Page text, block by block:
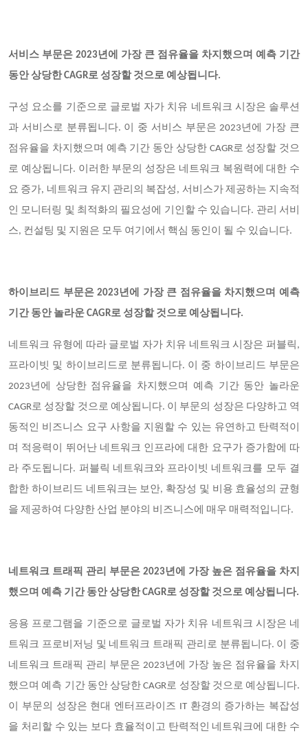
서비스 부문은 2023년에 가장 큰 점유율을 차지했으며 예측 기간
동안 상당한 CAGR로 성장할 것으로 예상됩니다.
구성 요소를 기준으로 글로벌 자가 치유 네트워크 시장은 솔루션
과 서비스로 분류됩니다. 이 중 서비스 부문은 2023년에 가장 큰
점유율을 차지했으며 예측 기간 동안 상당한 CAGR로 성장할 것으
로 예상됩니다. 이러한 부문의 성장은 네트워크 복원력에 대한 수
요 증가, 네트워크 유지 관리의 복잡성, 서비스가 제공하는 지속적
인 모니터링 및 최적화의 필요성에 기인할 수 있습니다. 관리 서비
스, 컨설팅 및 지원은 모두 여기에서 핵심 동인이 될 수 있습니다.
하이브리드 부문은 2023년에 가장 큰 점유율을 차지했으며 예측
기간 동안 놀라운 CAGR로 성장할 것으로 예상됩니다.
네트워크 유형에 따라 글로벌 자가 치유 네트워크 시장은 퍼블릭,
프라이빗 및 하이브리드로 분류됩니다. 이 중 하이브리드 부문은
2023년에 상당한 점유율을 차지했으며 예측 기간 동안 놀라운
CAGR로 성장할 것으로 예상됩니다. 이 부문의 성장은 다양하고 역
동적인 비즈니스 요구 사항을 지원할 수 있는 유연하고 탄력적이
며 적응력이 뛰어난 네트워크 인프라에 대한 요구가 증가함에 따
라 주도됩니다. 퍼블릭 네트워크와 프라이빗 네트워크를 모두 결
합한 하이브리드 네트워크는 보안, 확장성 및 비용 효율성의 균형
을 제공하여 다양한 산업 분야의 비즈니스에 매우 매력적입니다.
네트워크 트래픽 관리 부문은 2023년에 가장 높은 점유율을 차지
했으며 예측 기간 동안 상당한 CAGR로 성장할 것으로 예상됩니다.
응용 프로그램을 기준으로 글로벌 자가 치유 네트워크 시장은 네
트워크 프로비저닝 및 네트워크 트래픽 관리로 분류됩니다. 이 중
네트워크 트래픽 관리 부문은 2023년에 가장 높은 점유율을 차지
했으며 예측 기간 동안 상당한 CAGR로 성장할 것으로 예상됩니다.
이 부문의 성장은 현대 엔터프라이즈 IT 환경의 증가하는 복잡성
을 처리할 수 있는 보다 효율적이고 탄력적인 네트워크에 대한 수